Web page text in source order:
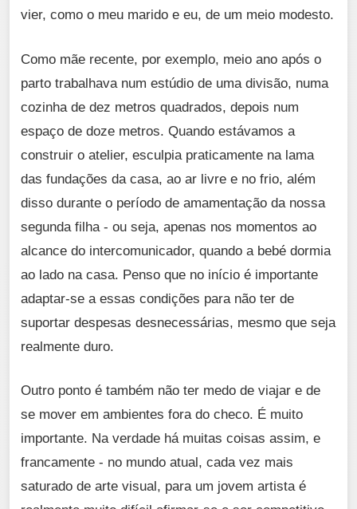
vier, como o meu marido e eu, de um meio modesto.
Como mãe recente, por exemplo, meio ano após o
parto trabalhava num estúdio de uma divisão, numa
cozinha de dez metros quadrados, depois num
espaço de doze metros. Quando estávamos a
construir o atelier, esculpia praticamente na lama
das fundações da casa, ao ar livre e no frio, além
disso durante o período de amamentação da nossa
segunda filha - ou seja, apenas nos momentos ao
alcance do intercomunicador, quando a bebé dormia
ao lado na casa. Penso que no início é importante
adaptar-se a essas condições para não ter de
suportar despesas desnecessárias, mesmo que seja
realmente duro.
Outro ponto é também não ter medo de viajar e de
se mover em ambientes fora do checo. É muito
importante. Na verdade há muitas coisas assim, e
francamente - no mundo atual, cada vez mais
saturado de arte visual, para um jovem artista é